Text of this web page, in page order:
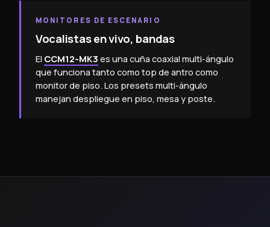
MONITORES DE ESCENARIO
Vocalistas en vivo, bandas
El CCM12‑MK3 es una cuña coaxial multi-ángulo
que funciona tanto como top de antro como
monitor de piso. Los presets multi-ángulo
manejan despliegue en piso, mesa y poste.